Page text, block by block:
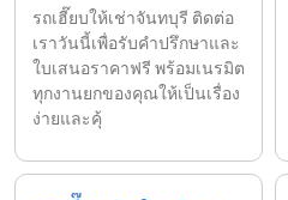
รถเฮี๊ยบให้เช่าจันทบุรี ติดต่อ
เราวันนี้เพื่อรับคำปรึกษาและ
ใบเสนอราคาฟรี พร้อมเนรมิต
ทุกงานยกของคุณให้เป็นเรื่อง
ง่ายและคุ้